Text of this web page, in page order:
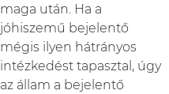
maga után. Ha a
jóhiszemű bejelentő
mégis ilyen hátrányos
intézkedést tapasztal, úgy
az állam a bejelentő